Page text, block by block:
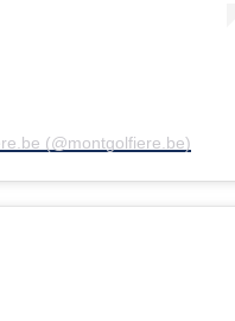
(@montgolfiere.be)